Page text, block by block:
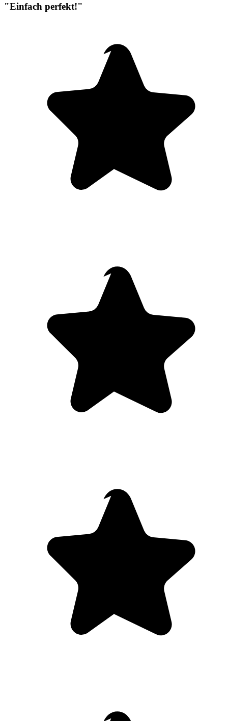
"Einfach perfekt!"